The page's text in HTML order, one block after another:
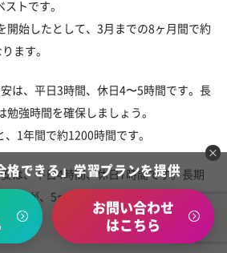
トです。
開始したとして、3月までの8ヶ月間で約
ます。
は、平日3時間、休日4〜5時間です。長
強時間を確保しましょう。
1年間で約1200時間です。
は、平日4時間、休日7時間です。長期
ますが、5〜7時間の勉強時間が目安で
格できる」学習プランを提供
お問い合わせ
はこちら